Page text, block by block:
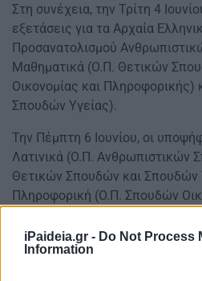
iPaideia.gr - Do Not Process
Information
Στη συνέχεια, την Τρίτη 4
εξετάσεις για τα Αρχαία
Προσανατολισμού
Μαθηματικά (Ο.Π. Θετικών
Οικονομίας και Πληροφορικής)
Σπουδών Υγείας).
Την Πέμπτη 6 Ιουνίου, οι
Λατινικά (Ο.Π. Ανθρωπιστικών
Θετικών Σπουδών και Σπουδών
Πληροφορική (Ο.Π. Σπουδών
Θα μεσολαβήσει ένα κενό